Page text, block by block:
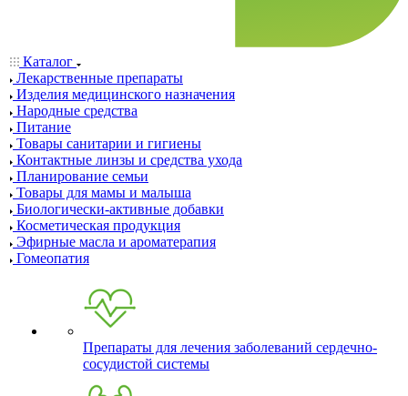
Каталог
Лекарственные препараты
Изделия медицинского назначения
Народные средства
Питание
Товары санитарии и гигиены
Контактные линзы и средства ухода
Планирование семьи
Товары для мамы и малыша
Биологически-активные добавки
Косметическая продукция
Эфирные масла и ароматерапия
Гомеопатия
Препараты для лечения заболеваний сердечно-
сосудистой системы